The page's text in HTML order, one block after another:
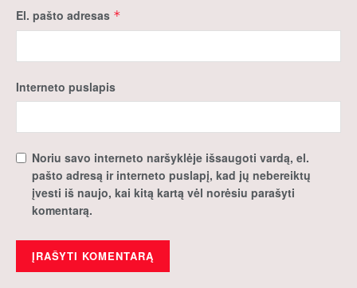
El. pašto adresas *
Interneto puslapis
Noriu savo interneto naršyklėje išsaugoti vardą, el.
pašto adresą ir interneto puslapį, kad jų nebereiktų
įvesti iš naujo, kai kitą kartą vėl norėsiu parašyti
komentarą.